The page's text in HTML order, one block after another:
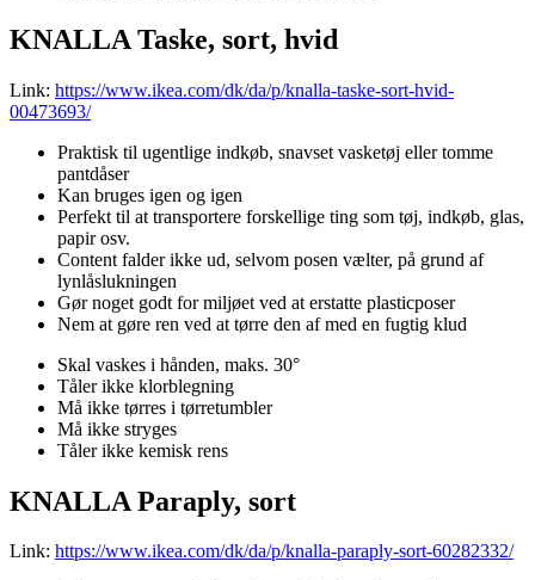
KNALLA Taske, sort, hvid
Link: https://www.ikea.com/dk/da/p/knalla-taske-sort-hvid-
00473693/
Praktisk til ugentlige indkøb, snavset vasketøj eller tomme
pantdåser
Kan bruges igen og igen
Perfekt til at transportere forskellige ting som tøj, indkøb, glas,
papir osv.
Content falder ikke ud, selvom posen vælter, på grund af
lynlåslukningen
Gør noget godt for miljøet ved at erstatte plasticposer
Nem at gøre ren ved at tørre den af med en fugtig klud
Skal vaskes i hånden, maks. 30°
Tåler ikke klorblegning
Må ikke tørres i tørretumbler
Må ikke stryges
Tåler ikke kemisk rens
KNALLA Paraply, sort
Link: https://www.ikea.com/dk/da/p/knalla-paraply-sort-60282332/